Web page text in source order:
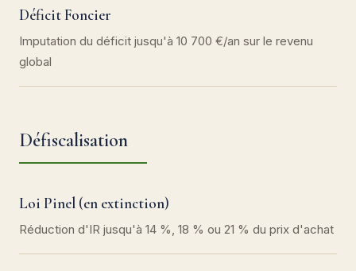
Déficit Foncier
Imputation du déficit jusqu'à 10 700 €/an sur le revenu
global
Défiscalisation
Loi Pinel (en extinction)
Réduction d'IR jusqu'à 14 %, 18 % ou 21 % du prix d'achat